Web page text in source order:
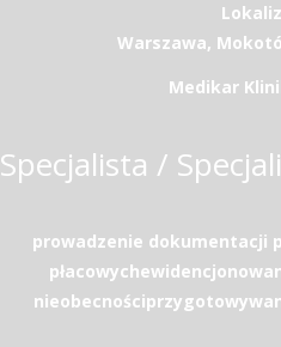
Warszawa,
Medikar
Specjalista /
prowadzenie dokumentacji